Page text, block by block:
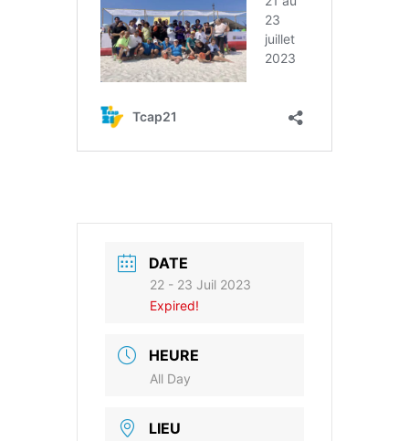
DATE
22 - 23 Juil 2023
Expired!
HEURE
All Day
LIEU